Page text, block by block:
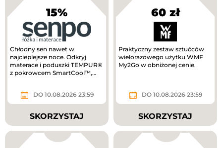
15%
Chłodny sen nawet w
najcieplejsze noce. Odkryj
materace i poduszki TEMPUR®
z pokrowcem SmartCool™,
DO 10.08.2026 23:59
SKORZYSTAJ
60 zł
Praktyczny zestaw sztućców
wielorazowego użytku WMF
My2Go w obniżonej cenie.
DO 10.08.2026 23:59
SKORZYSTAJ